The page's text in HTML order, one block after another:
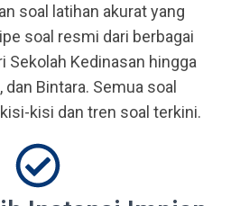
soal latihan akurat yang
soal resmi dari berbagai
Sekolah Kedinasan hingga
dan Bintara. Semua soal
kisi dan tren soal terkini.